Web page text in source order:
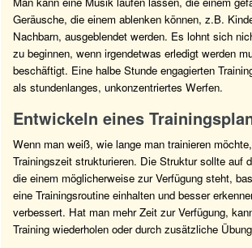
Geräusche, die einem ablenken können, z.B.
Nachbarn, ausgeblendet werden. Es lohnt sich
zu beginnen, wenn irgendetwas erledigt werden
beschäftigt. Eine halbe Stunde engagierten
als stundenlanges, unkonzentriertes Werfen.
Entwickeln eines
Wenn man weiß, wie lange man trainieren
Trainingszeit strukturieren. Die Struktur sollte auf
die einem möglicherweise zur Verfügung steht,
eine Trainingsroutine einhalten und besser
verbessert. Hat man mehr Zeit zur Verfügung,
Training wiederholen oder durch zusätzliche